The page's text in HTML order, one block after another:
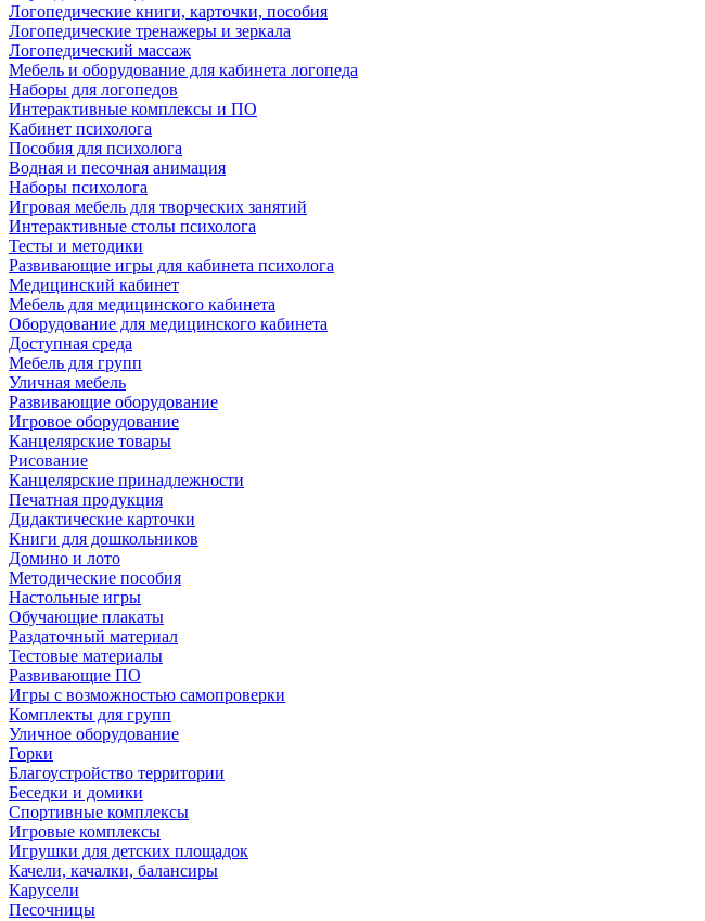
Логопедические книги, карточки, пособия
Логопедические тренажеры и зеркала
Логопедический массаж
Мебель и оборудование для кабинета логопеда
Наборы для логопедов
Интерактивные комплексы и ПО
Кабинет психолога
Пособия для психолога
Водная и песочная анимация
Наборы психолога
Игровая мебель для творческих занятий
Интерактивные столы психолога
Тесты и методики
Развивающие игры для кабинета психолога
Медицинский кабинет
Мебель для медицинского кабинета
Оборудование для медицинского кабинета
Доступная среда
Мебель для групп
Уличная мебель
Развивающие оборудование
Игровое оборудование
Канцелярские товары
Рисование
Канцелярские принадлежности
Печатная продукция
Дидактические карточки
Книги для дошкольников
Домино и лото
Методические пособия
Настольные игры
Обучающие плакаты
Раздаточный материал
Тестовые материалы
Развивающие ПО
Игры с возможностью самопроверки
Комплекты для групп
Уличное оборудование
Горки
Благоустройство территории
Беседки и домики
Спортивные комплексы
Игровые комплексы
Игрушки для детских площадок
Качели, качалки, балансиры
Карусели
Песочницы